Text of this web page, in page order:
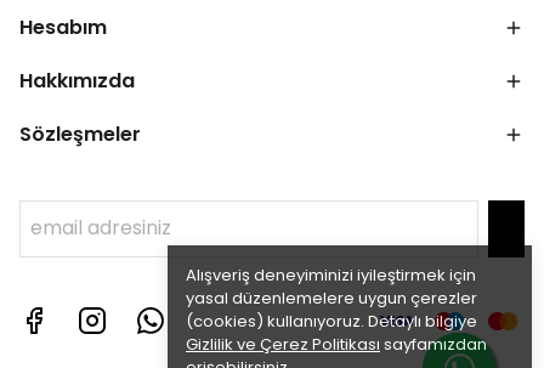
Alışveriş deneyiminizi iyileştirmek için
yasal düzenlemelere uygun çerezler
(cookies) kullanıyoruz. Detaylı bilgiye
Gizlilik ve Çerez Politikası sayfamızdan
Hesabım
Hakkımızda
Sözleşmeler